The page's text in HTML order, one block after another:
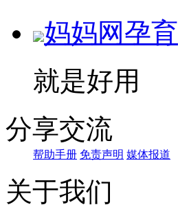
妈妈网孕育
就是好用
分享交流
帮助手册 免责声明 媒体报道
关于我们